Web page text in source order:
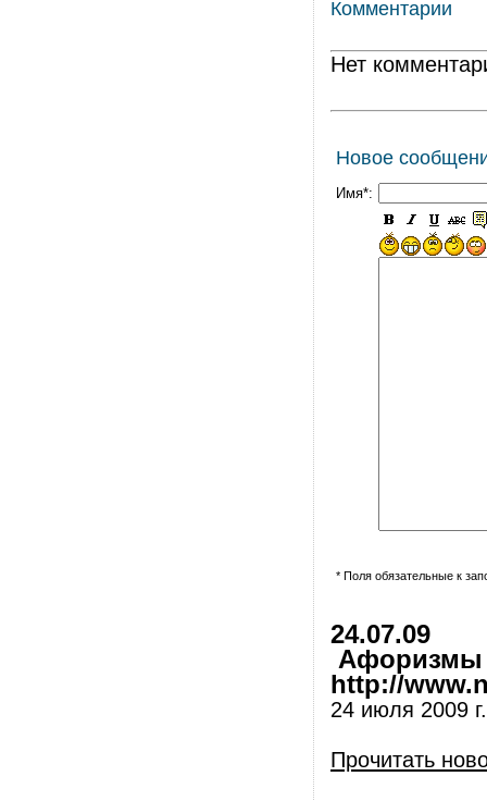
Комментарии
Нет
Новое
Имя*:
* Поля обязательные к
24.07.09
Афоризмы
http://
24 июля 2009 г.
Прочитать